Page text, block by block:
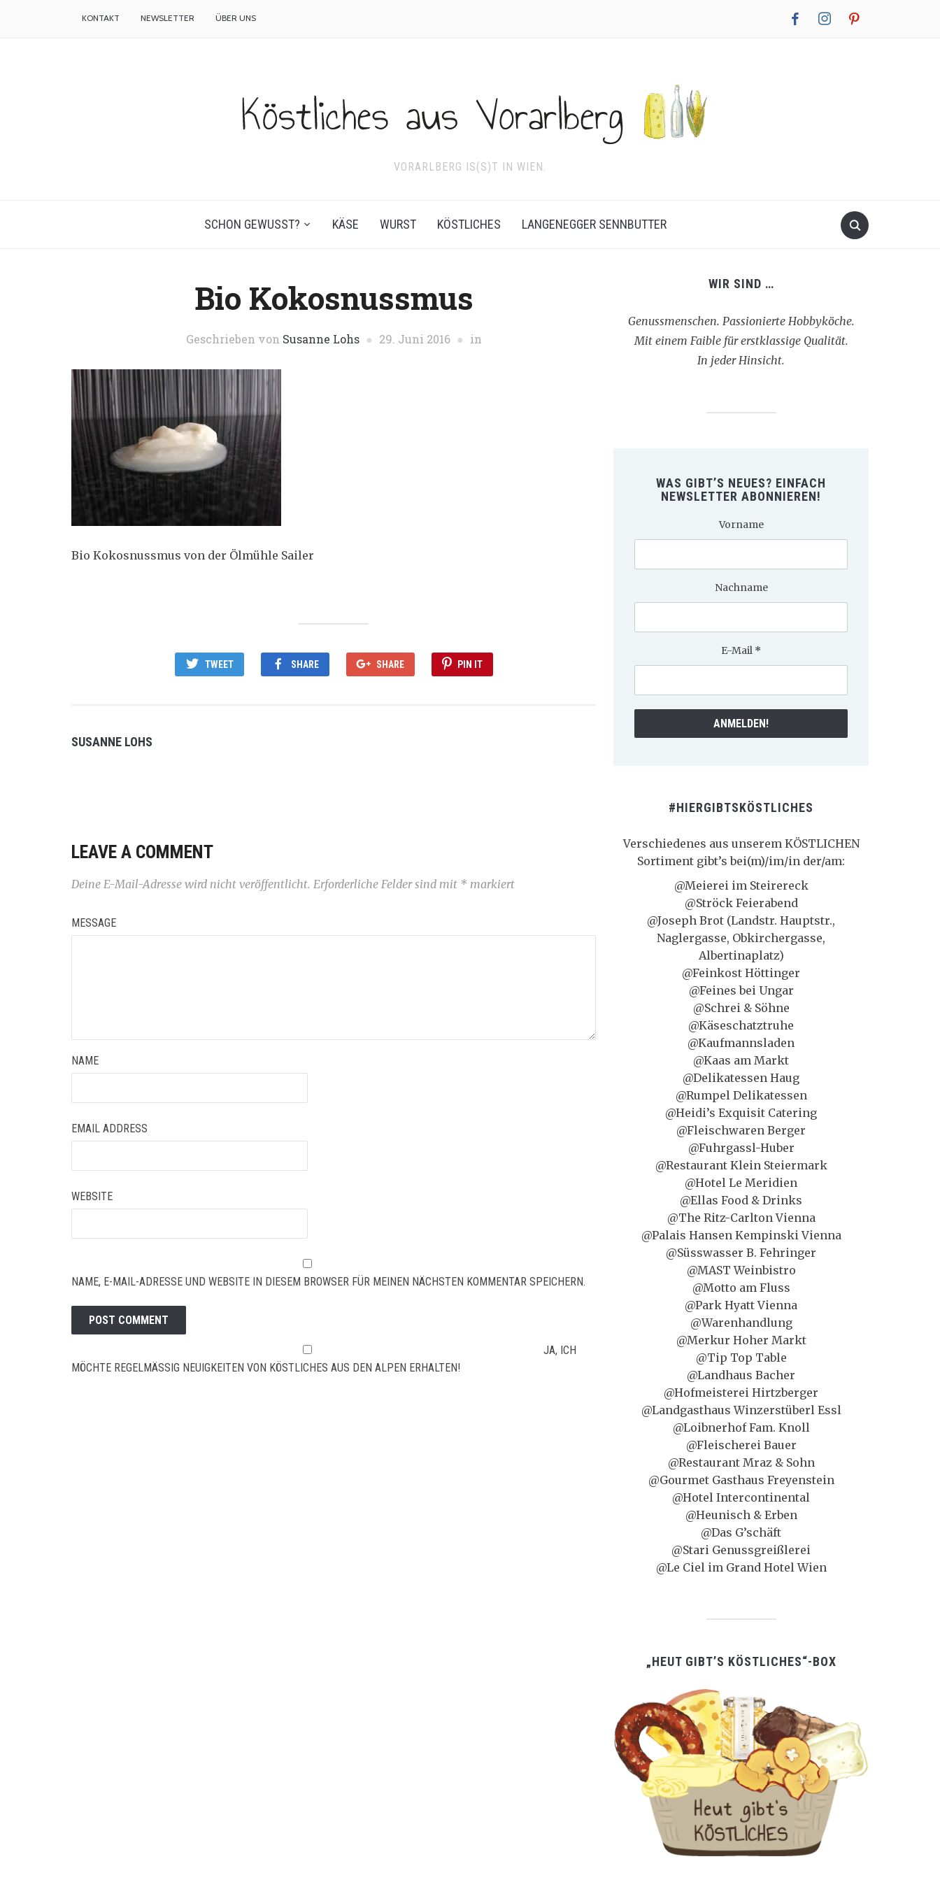
facebook instagrampinterest
KONTAKT NEWSLETTER ÜBER UNS
VORARLBERG IS(S)T IN WIEN.
SCHON GEWUSST? KÄSE WURST KÖSTLICHES LANGENEGGER SENNBUTTER
Bio Kokosnussmus
Geschrieben von Susanne Lohs 29. Juni 2016 in
Bio Kokosnussmus von der Ölmühle Sailer
TWEET SHARE SHARE PIN IT
SUSANNE LOHS
LEAVE A COMMENT
Deine E-Mail-Adresse wird nicht veröffentlicht. Erforderliche Felder sind mit * markiert
MESSAGE
NAME
EMAIL ADDRESS
WEBSITE
NAME, E-MAIL-ADRESSE UND WEBSITE IN DIESEM BROWSER FÜR MEINEN NÄCHSTEN KOMMENTAR SPEICHERN.
JA, ICH
MÖCHTE REGELMÄSSIG NEUIGKEITEN VON KÖSTLICHES AUS DEN ALPEN ERHALTEN!
WIR SIND …
Genussmenschen. Passionierte Hobbyköche.
Mit einem Faible für erstklassige Qualität.
In jeder Hinsicht.
WAS GIBT’S NEUES? EINFACH
NEWSLETTER ABONNIEREN!
Vorname
Nachname
E-Mail *
#HIERGIBTSKÖSTLICHES
Verschiedenes aus unserem KÖSTLICHEN
Sortiment gibt’s bei(m)/im/in der/am:
@Meierei im Steirereck
@Ströck Feierabend
@Joseph Brot (Landstr. Hauptstr.,
Naglergasse, Obkirchergasse,
Albertinaplatz)
@Feinkost Höttinger
@Feines bei Ungar
@Schrei & Söhne
@Käseschatztruhe
@Kaufmannsladen
@Kaas am Markt
@Delikatessen Haug
@Rumpel Delikatessen
@Heidi’s Exquisit Catering
@Fleischwaren Berger
@Fuhrgassl-Huber
@Restaurant Klein Steiermark
@Hotel Le Meridien
@Ellas Food & Drinks
@The Ritz-Carlton Vienna
@Palais Hansen Kempinski Vienna
@Süsswasser B. Fehringer
@MAST Weinbistro
@Motto am Fluss
@Park Hyatt Vienna
@Warenhandlung
@Merkur Hoher Markt
@Tip Top Table
@Landhaus Bacher
@Hofmeisterei Hirtzberger
@Landgasthaus Winzerstüberl Essl
@Loibnerhof Fam. Knoll
@Fleischerei Bauer
@Restaurant Mraz & Sohn
@Gourmet Gasthaus Freyenstein
@Hotel Intercontinental
@Heunisch & Erben
@Das G’schäft
@Stari Genussgreißlerei
@Le Ciel im Grand Hotel Wien
„HEUT GIBT’S KÖSTLICHES“-BOX